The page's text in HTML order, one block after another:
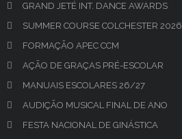
GRAND JETÉ INT. DANCE AWARDS
SUMMER COURSE COLCHESTER 2026
FORMAÇÃO APEC CCM
AÇÃO DE GRAÇAS PRÉ-ESCOLAR
MANUAIS ESCOLARES 26/27
AUDIÇÃO MUSICAL FINAL DE ANO
FESTA NACIONAL DE GINÁSTICA